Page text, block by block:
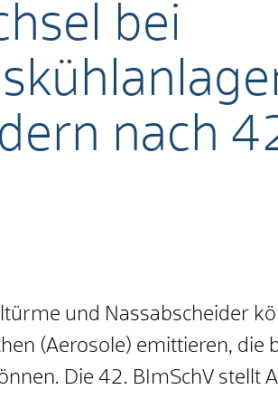
bei
nach
und Nassabscheider
(Aerosole) emittieren, die
Die 42. BImSchV stellt